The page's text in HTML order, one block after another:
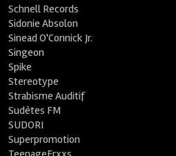
Schnell Records
Sidonie Absolon
Sinead O'Connick Jr.
Singeon
Spike
Stereotype
Strabisme Auditif
Sudètes FM
SUDORI
Superpromotion